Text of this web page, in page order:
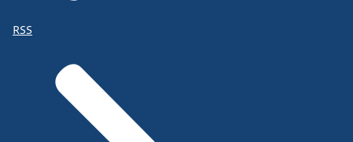
RSS